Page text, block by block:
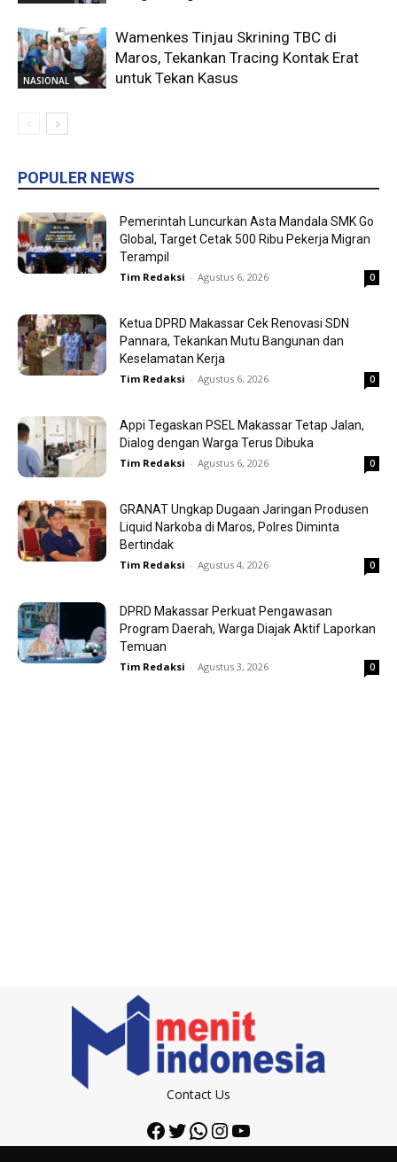
NASIONAL
Wamenkes Tinjau Skrining TBC di
Maros, Tekankan Tracing Kontak Erat
untuk Tekan Kasus
POPULER NEWS
Pemerintah Luncurkan Asta Mandala SMK Go
Global, Target Cetak 500 Ribu Pekerja Migran
Terampil
Tim Redaksi - Agustus 6, 2026 0
Ketua DPRD Makassar Cek Renovasi SDN
Pannara, Tekankan Mutu Bangunan dan
Keselamatan Kerja
Tim Redaksi - Agustus 6, 2026 0
Appi Tegaskan PSEL Makassar Tetap Jalan,
Dialog dengan Warga Terus Dibuka
Tim Redaksi - Agustus 6, 2026 0
GRANAT Ungkap Dugaan Jaringan Produsen
Liquid Narkoba di Maros, Polres Diminta
Bertindak
Tim Redaksi - Agustus 4, 2026 0
DPRD Makassar Perkuat Pengawasan
Program Daerah, Warga Diajak Aktif Laporkan
Temuan
Tim Redaksi - Agustus 3, 2026 0
Contact Us
Facebook
Twitter
WhatsApp
Instagram
YouTube